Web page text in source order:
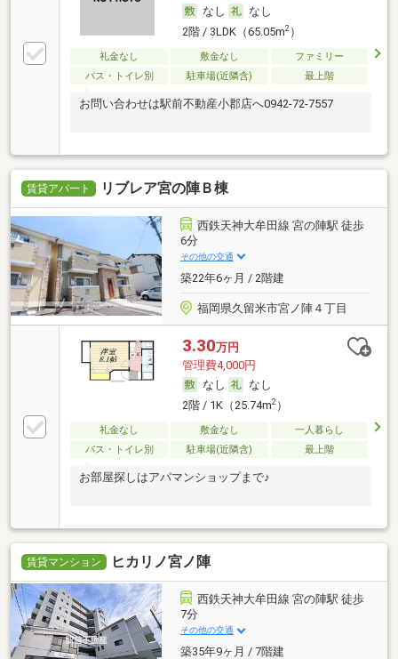
なし
なし
2階 / 3LDK（65.05m2）
礼金なし 敷金なし
ファミリー
バス・トイレ別
駐車場(近隣含) 最上階
お問い合わせは駅前不動産小郡店へ0942-72-7557
賃貸アパート リブレア宮の陣Ｂ棟
西鉄天神大牟田線 宮の陣駅 徒歩
6分
その他の交通
築22年6ヶ月 / 2階建
福岡県久留米市宮ノ陣４丁目
3.30万円
管理費4,000円
なし
なし
2階 / 1K（25.74m2）
礼金なし 敷金なし
一人暮らし
バス・トイレ別
駐車場(近隣含) 最上階
お部屋探しはアパマンショップまで♪
賃貸マンション ヒカリノ宮ノ陣
西鉄天神大牟田線 宮の陣駅 徒歩
7分
その他の交通
築35年9ヶ月 / 7階建